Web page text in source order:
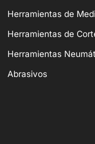
Herramientas de
Herramientas de
Herramientas
Abrasivos